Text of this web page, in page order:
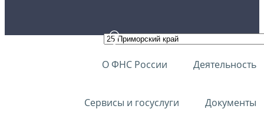
О ФНС России Деятельность
Сервисы и госуслуги Документы